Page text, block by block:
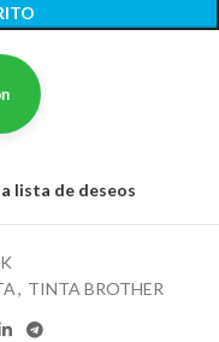
lista de deseos
, TINTA BROTHER